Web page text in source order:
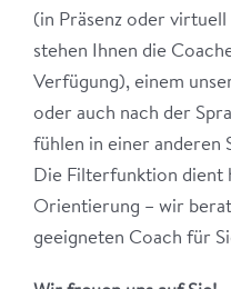
(in Präsenz oder
stehen Ihnen die
Verfügung), einem
oder auch nach der
fühlen in einer anderen
Die Filterfunktion dient
Orientierung – wir
geeigneten Coach für